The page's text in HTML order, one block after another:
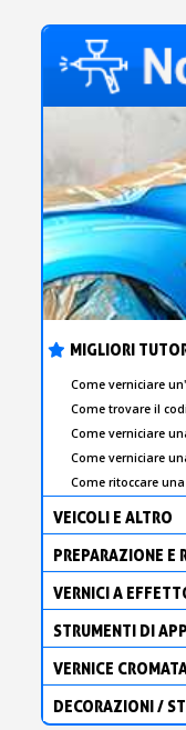
MIGLIORI
Come verniciare
Come trovare il
Come verniciare
Come verniciare
Come ritoccare
VEICOLI E ALTRO
PREPARAZIONE E
VERNICI A
STRUMENTI DI
VERNICE
DECORAZIONI /